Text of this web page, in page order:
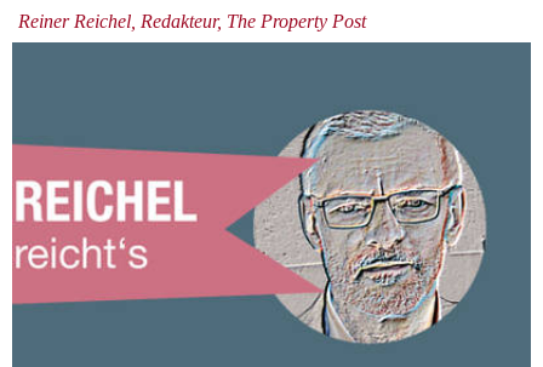
Reiner Reichel, Redakteur, The Property Post